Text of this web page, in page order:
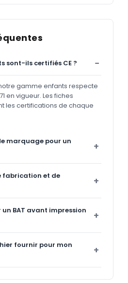
sont-ils certifiés CE ?
gamme enfants respecte
en vigueur. Les fiches
les certifications de chaque
marquage pour un
fabrication et de
BAT avant impression
fournir pour mon